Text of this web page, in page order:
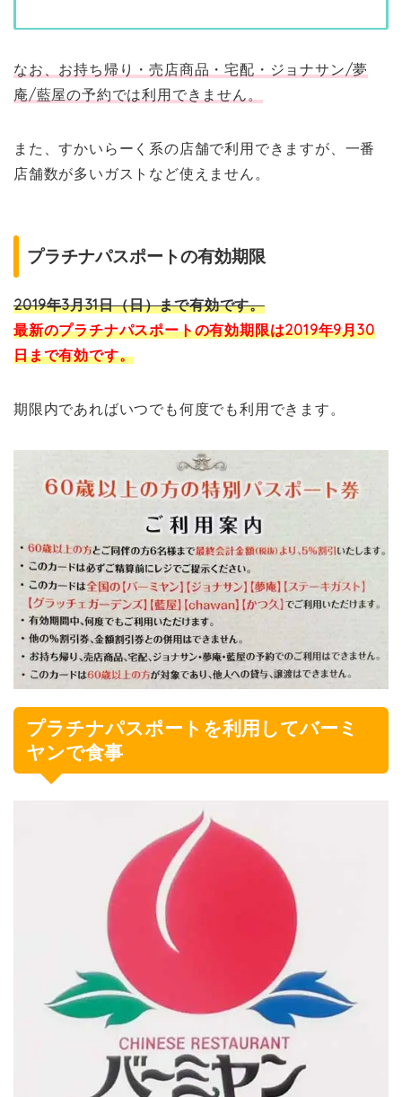
なお、お持ち帰り・売店商品・宅配・ジョナサン/夢
庵/藍屋の予約では利用できません。
また、すかいらーく系の店舗で利用できますが、一番
店舗数が多いガストなど使えません。
プラチナパスポートの有効期限
2019年3月31日（日）まで有効です。
最新のプラチナパスポートの有効期限は2019年9月30
日まで有効です。
期限内であればいつでも何度でも利用できます。
プラチナパスポートを利用してバーミ
ヤンで食事